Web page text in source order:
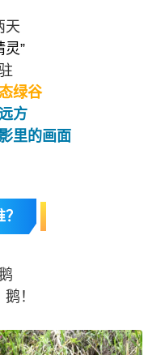
天
灵”
绿谷
方
里的画面
！